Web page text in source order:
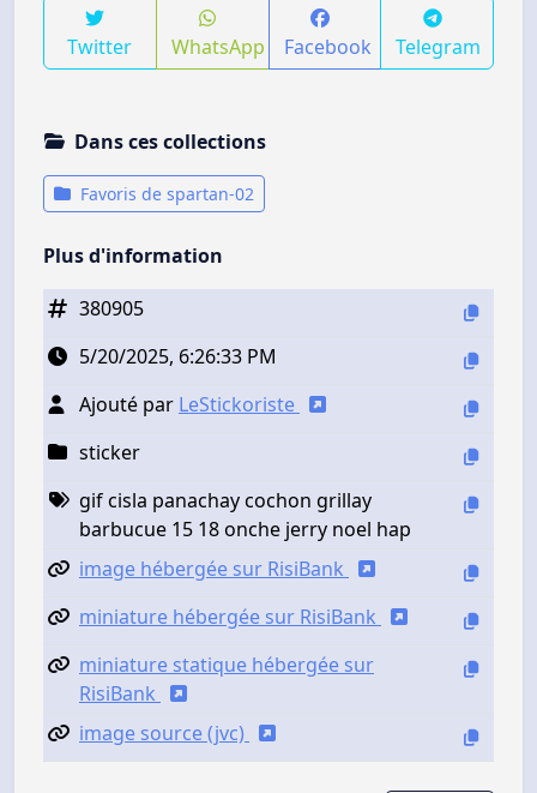
Twitter WhatsApp Facebook Telegram
Dans ces collections
Favoris de spartan-02
Plus d'information
380905
5/20/2025, 6:26:33 PM
Ajouté par LeStickoriste
sticker
gif cisla panachay cochon grillay
barbucue 15 18 onche jerry noel hap
image hébergée sur RisiBank
miniature hébergée sur RisiBank
miniature statique hébergée sur
RisiBank
image source (jvc)